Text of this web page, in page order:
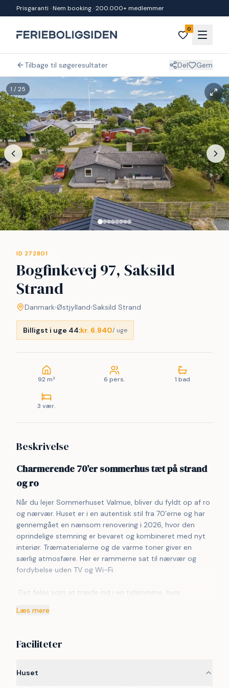
Spring til indhold
Prisgaranti · Nem booking · 200.000+ medlemmer
0
Tilbage til søgeresultater Del Gem
1 /25
ID 272801
Bogfinkevej 97, Saksild
Strand
Danmark›Østjylland›Saksild Strand
Billigst i uge 44:kr. 6.940/ uge
92 m² 6 pers. 1 bad
3 vær.
Beskrivelse
Charmerende 70’er sommerhus tæt på strand
og ro
Når du lejer Sommerhuset Valmue, bliver du fyldt op af ro
og nærvær. Huset er i en autentisk stil fra 70’erne og har
gennemgået en nænsom renovering i 2026, hvor den
oprindelige stemning er bevaret og kombineret med nyt
interiør. Træmaterialerne og de varme toner giver en
særlig atmosfære. Her er rammerne sat til nærvær og
fordybelse uden TV og Wi-Fi.
sat for afslapning, fordybelse og samvær. Huset inviterer
samlingspunkt. Her kan I starte dagen med kaffe i
Læs mere
Faciliteter
Huset